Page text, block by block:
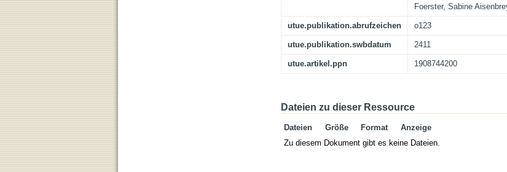
Foerster, Sabine
utue.publikation.abrufzeichen o123
utue.publikation.swbdatum 2411
utue.artikel.ppn 1908744200
Dateien zu dieser Ressource
Dateien Größe Format
Anzeige
Zu diesem Dokument gibt es keine Dateien.